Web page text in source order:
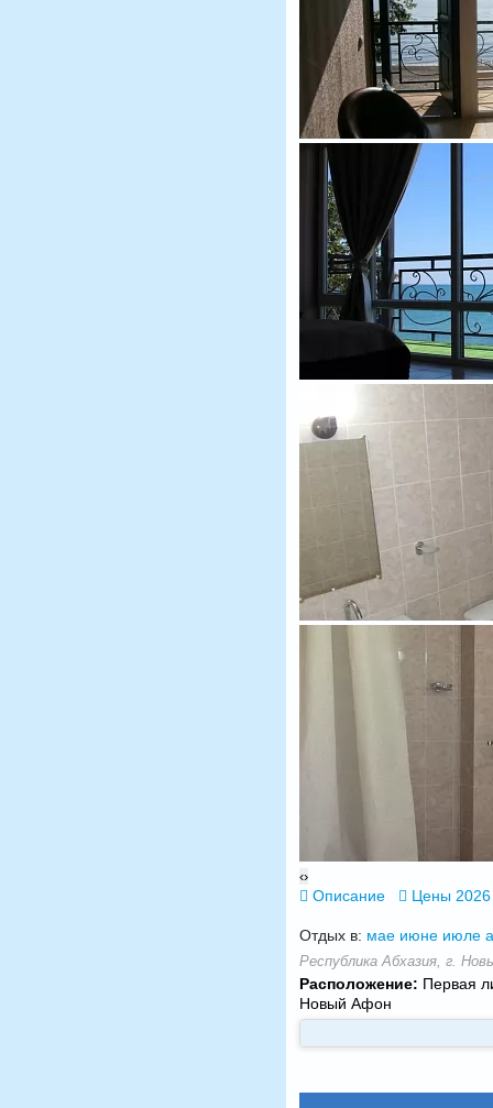
‹›
Описание Цены
Отдых в: мае июне июле
Республика Абхазия, г.
Расположение: Первая
Новый Афон